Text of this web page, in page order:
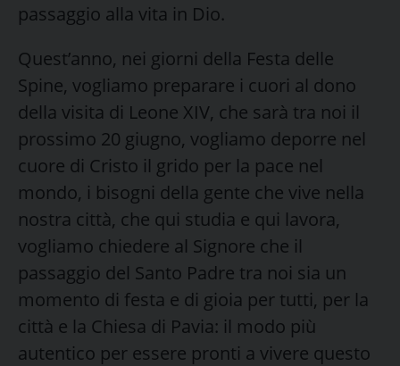
passaggio alla vita in Dio.
Quest’anno, nei giorni della Festa delle
Spine, vogliamo preparare i cuori al dono
della visita di Leone XIV, che sarà tra noi il
prossimo 20 giugno, vogliamo deporre nel
cuore di Cristo il grido per la pace nel
mondo, i bisogni della gente che vive nella
nostra città, che qui studia e qui lavora,
vogliamo chiedere al Signore che il
passaggio del Santo Padre tra noi sia un
momento di festa e di gioia per tutti, per la
città e la Chiesa di Pavia: il modo più
autentico per essere pronti a vivere questo